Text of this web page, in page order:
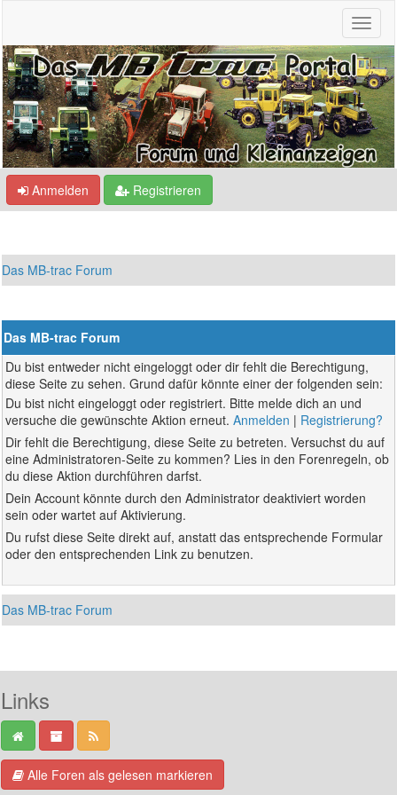
Anmelden Registrieren
Das MB-trac Forum
Das MB-trac Forum
Du bist entweder nicht eingeloggt oder dir fehlt die Berechtigung,
diese Seite zu sehen. Grund dafür könnte einer der folgenden sein:
Du bist nicht eingeloggt oder registriert. Bitte melde dich an und
versuche die gewünschte Aktion erneut.Anmelden | Registrierung?
Dir fehlt die Berechtigung, diese Seite zu betreten. Versuchst du auf
eine Administratoren-Seite zu kommen? Lies in den Forenregeln, ob
du diese Aktion durchführen darfst.
Dein Account könnte durch den Administrator deaktiviert worden
sein oder wartet auf Aktivierung.
Du rufst diese Seite direkt auf, anstatt das entsprechende Formular
oder den entsprechenden Link zu benutzen.
Das MB-trac Forum
Links
Alle Foren als gelesen markieren